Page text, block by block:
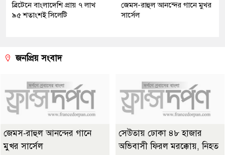
ব্রিটেনে বাংলাদেশি প্রায় ৭ লাখ
৯৫ শতাংশই সিলেটি
জেমস-রাহুল আনন্দের গানে মুখর
সার্সেল
জনপ্রিয় সংবাদ
জেমস-রাহুল আনন্দের গানে
মুখর সার্সেল
সেউতায় ঢোকা ৪৮ হাজার
অভিবাসী ফিরল মরক্কোয়, নিহত